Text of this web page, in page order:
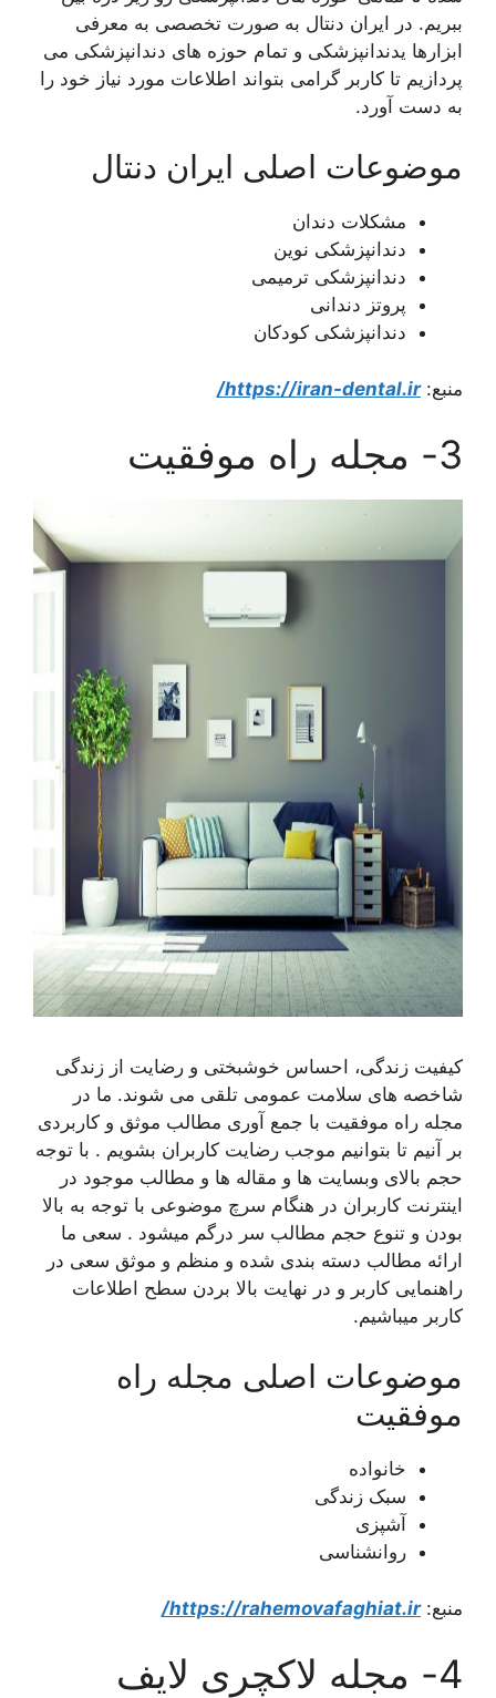
ببریم. در ایران دنتال به صورت تخصصی به معرفی
ابزارها یدندانپزشکی و تمام حوزه های دندانپزشکی می
پردازیم تا کاربر گرامی بتواند اطلاعات مورد نیاز خود را
به دست آورد.
موضوعات اصلی ایران دنتال
مشکلات دندان
دندانپزشکی نوین
دندانپزشکی ترمیمی
پروتز دندانی
دندانپزشکی کودکان
منبع:https://iran-dental.ir/
3- مجله راه موفقیت
کیفیت زندگی، احساس خوشبختی و رضایت از زندگی
شاخص­ه های سلامت عمومی تلقی می­ شوند. ما در
مجله راه موفقیت با جمع آوری مطالب موثق و کاربردی
بر آنیم تا بتوانیم موجب رضایت کاربران بشویم . با توجه
حجم بالای وبسایت ها و مقاله ها و مطالب موجود در
اینترنت کاربران در هنگام سرچ موضوعی با توجه به بالا
بودن و تنوع حجم مطالب سر درگم میشود . سعی ما
ارائه مطالب دسته بندی شده و منظم و موثق سعی در
راهنمایی کاربر و در نهایت بالا بردن سطح اطلاعات
کاربر میباشیم.
موضوعات اصلی مجله راه
موفقیت
خانواده
سبک زندگی
آشپزی
روانشناسی
منبع:https://rahemovafaghiat.ir/
4- مجله لاکچری لایف